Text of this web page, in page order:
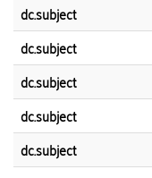
dc.subject
dc.subject
dc.subject
dc.subject
dc.subject